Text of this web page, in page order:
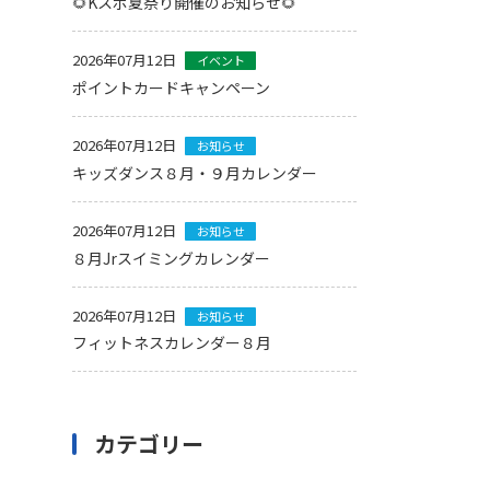
2026年07月12日 イベント
ポイントカードキャンペーン
2026年07月12日 お知らせ
キッズダンス８月・９月カレンダー
2026年07月12日 お知らせ
８月Jrスイミングカレンダー
2026年07月12日 お知らせ
フィットネスカレンダー８月
カテゴリー